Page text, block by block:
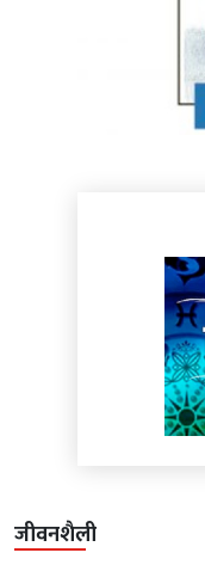
जीवनशैली